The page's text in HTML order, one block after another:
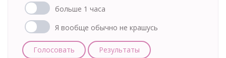
больше 1 часа
Я вообще обычно не крашусь
Голосовать Результаты